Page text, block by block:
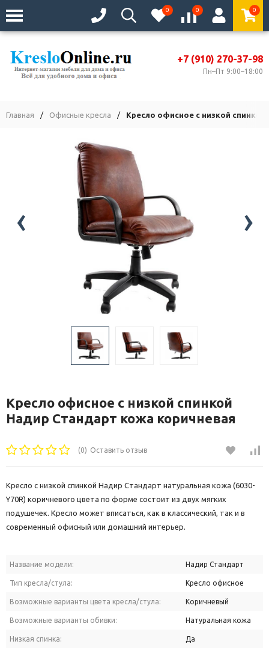
0 0 0
+7 (910) 270-37-98
Пн–Пт 9:00–18:00
Главная / Офисные кресла / Кресло офисное с низкой
‹ ›
Кресло офисное с низкой спинкой
Надир Стандарт кожа коричневая
(0) Оставить отзыв
Кресло с низкой спинкой Надир Стандарт натуральная кожа (6030-
Y70R) коричневого цвета по форме состоит из двух мягких
подушечек. Кресло может вписаться, как в классический, так и в
современный офисный или домашний интерьер.
Название модели: Надир Стандарт
Тип кресла/стула: Кресло офисное
Возможные варианты цвета кресла/стула: Коричневый
Возможные варианты обивки: Натуральная кожа
Низкая спинка: Да